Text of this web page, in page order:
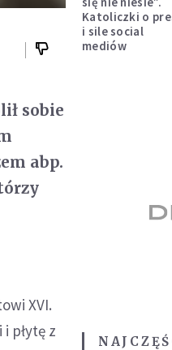
sobie
abp.
XVI.
płytę z
Katoliczki o
i sile social
mediów